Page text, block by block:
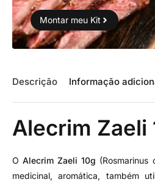
Montar meu Kit
Descrição Informação
Alecrim Zaeli
OAlecrim Zaeli 10g (Rosmarinus
medicinal, aromática, também